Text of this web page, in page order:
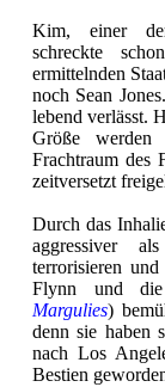
Kim, einer der
schreckte
ermittelnden
noch Sean
lebend verlässt.
Größe
Frachtraum des
zeitversetzt
Durch das
aggressiver
terrorisieren
Flynn und
Margulies)
denn sie haben
nach Los
Bestien